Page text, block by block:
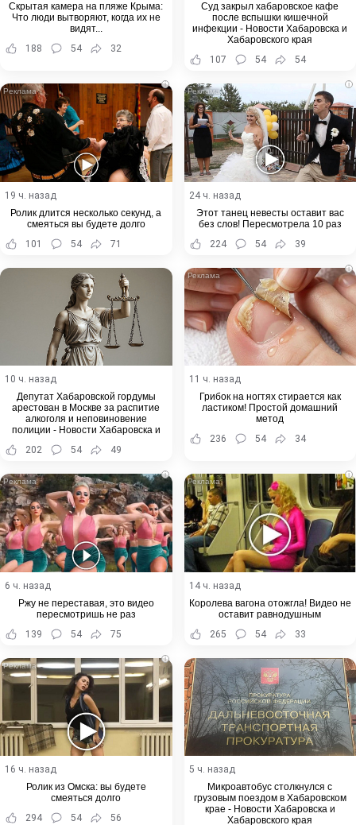
Скрытая камера на пляже Крыма:
Что люди вытворяют, когда их не
видят...
188
54 32
Суд закрыл хабаровское кафе
после вспышки кишечной
инфекции - Новости Хабаровска и
Хабаровского края
107
54 54
i
19 ч. назад
Ролик длится несколько секунд, а
смеяться вы будете долго
101
54 71
i
24 ч. назад
Этот танец невесты оставит вас
без слов! Пересмотрела 10 раз
224
54 39
10 ч. назад
Депутат Хабаровской гордумы
арестован в Москве за распитие
алкоголя и неповиновение
полиции - Новости Хабаровска и
202 54 49
i
11 ч. назад
Грибок на ногтях стирается как
ластиком! Простой домашний
метод
236
54 34
i
6 ч. назад
Ржу не переставая, это видео
пересмотришь не раз
139
54 75
i
14 ч. назад
Королева вагона отожгла! Видео не
оставит равнодушным
265
54 33
i
16 ч. назад
Ролик из Омска: вы будете
смеяться долго
294
54 56
5 ч. назад
Микроавтобус столкнулся с
грузовым поездом в Хабаровском
крае - Новости Хабаровска и
Хабаровского края